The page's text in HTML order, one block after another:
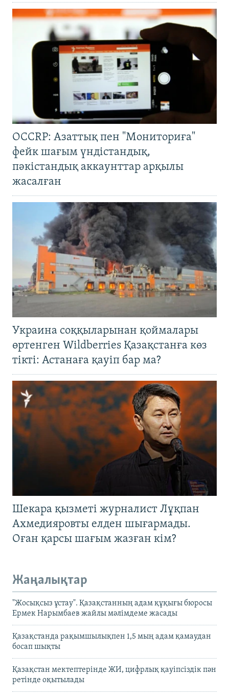
OCCRP: Азаттық пен "Мониториға"
фейк шағым үндістандық,
пәкістандық аккаунттар арқылы
жасалған
Украина соққыларынан қоймалары
өртенген Wildberries Қазақстанға көз
тікті: Астанаға қауіп бар ма?
Шекара қызметі журналист Лұқпан
Ахмедияровты елден шығармады.
Оған қарсы шағым жазған кім?
Жаңалықтар
"Жосықсыз ұстау". Қазақстанның адам құқығы бюросы
Ермек Нарымбаев жайлы мәлімдеме жасады
Қазақстанда рақымшылықпен 1,5 мың адам қамаудан
босап шықты
Қазақстан мектептерінде ЖИ, цифрлық қауіпсіздік пән
ретінде оқытылады